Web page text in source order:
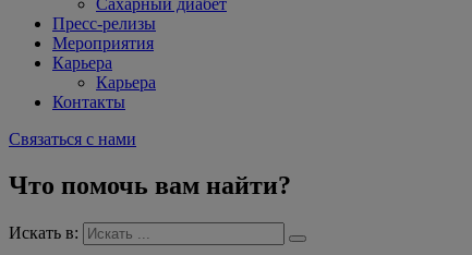
Сахарный диабет
Пресс-релизы
Мероприятия
Карьера
Карьера
Контакты
Связаться с нами
Что помочь вам найти?
Искать в: